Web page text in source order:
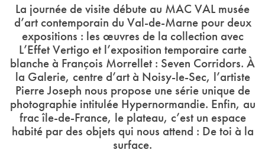
La journée de visite débute au MAC VAL musée
d’art contemporain du Val-de-Marne pour deux
expositions : les œuvres de la collection avec
L’Effet Vertigo et l’exposition temporaire carte
blanche à François Morrellet : Seven Corridors. À
la Galerie, centre d’art à Noisy-le-Sec, l’artiste
Pierre Joseph nous propose une série unique de
photographie intitulée Hypernormandie. Enfin, au
frac île-de-France, le plateau, c’est un espace
habité par des objets qui nous attend : De toi à la
surface.